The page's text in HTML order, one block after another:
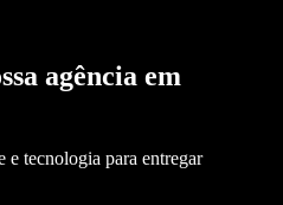
agência em
e tecnologia para entregar